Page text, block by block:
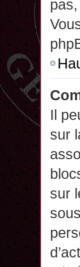
Il
sur
sur